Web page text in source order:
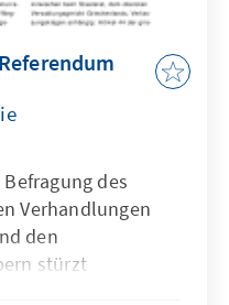
des
Verhandlungen
den
stürzt